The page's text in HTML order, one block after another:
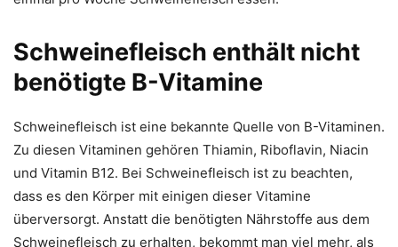
Schweinefleisch enthält nicht
benötigte B-Vitamine
Schweinefleisch ist eine bekannte Quelle von B-Vitaminen.
Zu diesen Vitaminen gehören Thiamin, Riboflavin, Niacin
und Vitamin B12. Bei Schweinefleisch ist zu beachten,
dass es den Körper mit einigen dieser Vitamine
überversorgt. Anstatt die benötigten Nährstoffe aus dem
Schweinefleisch zu erhalten, bekommt man viel mehr, als